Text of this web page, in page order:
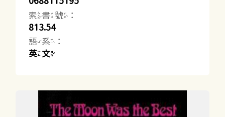
索書號：
813.54
語系：
英文